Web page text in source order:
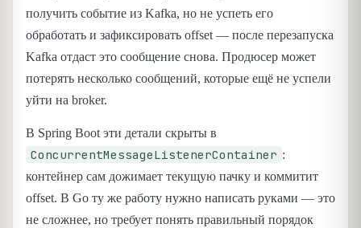
получить событие из Kafka, но не успеть его
обработать и зафиксировать offset — после перезапуска
Kafka отдаст это сообщение снова. Продюсер может
потерять несколько сообщений, которые ещё не успели
уйти на broker.
В Spring Boot эти детали скрыты в
ConcurrentMessageListenerContainer :
контейнер сам дожимает текущую пачку и коммитит
offset. В Go ту же работу нужно написать руками — это
не сложнее, но требует понять правильный порядок